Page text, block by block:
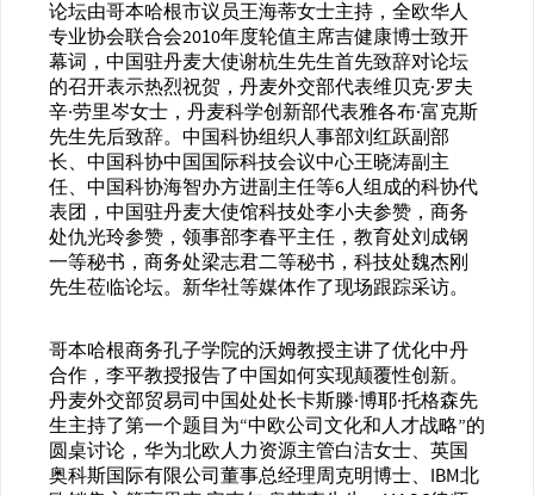
论坛由哥本哈根市议员王海蒂女士主持，全欧华人
专业协会联合会2010年度轮值主席吉健康博士致开
幕词，中国驻丹麦大使谢杭生先生首先致辞对论坛
的召开表示热烈祝贺，丹麦外交部代表维贝克·罗夫
辛·劳里岑女士，丹麦科学创新部代表雅各布·富克斯
先生先后致辞。中国科协组织人事部刘红跃副部
长、中国科协中国国际科技会议中心王晓涛副主
任、中国科协海智办方进副主任等6人组成的科协代
表团，中国驻丹麦大使馆科技处李小夫参赞，商务
处仇光玲参赞，领事部李春平主任，教育处刘成钢
一等秘书，商务处梁志君二等秘书，科技处魏杰刚
先生莅临论坛。新华社等媒体作了现场跟踪采访。
哥本哈根商务孔子学院的沃姆教授主讲了优化中丹
合作，李平教授报告了中国如何实现颠覆性创新。
丹麦外交部贸易司中国处处长卡斯滕·博耶·托格森先
生主持了第一个题目为“中欧公司文化和人才战略”的
圆桌讨论，华为北欧人力资源主管白洁女士、英国
奥科斯国际有限公司董事总经理周克明博士、IBM北